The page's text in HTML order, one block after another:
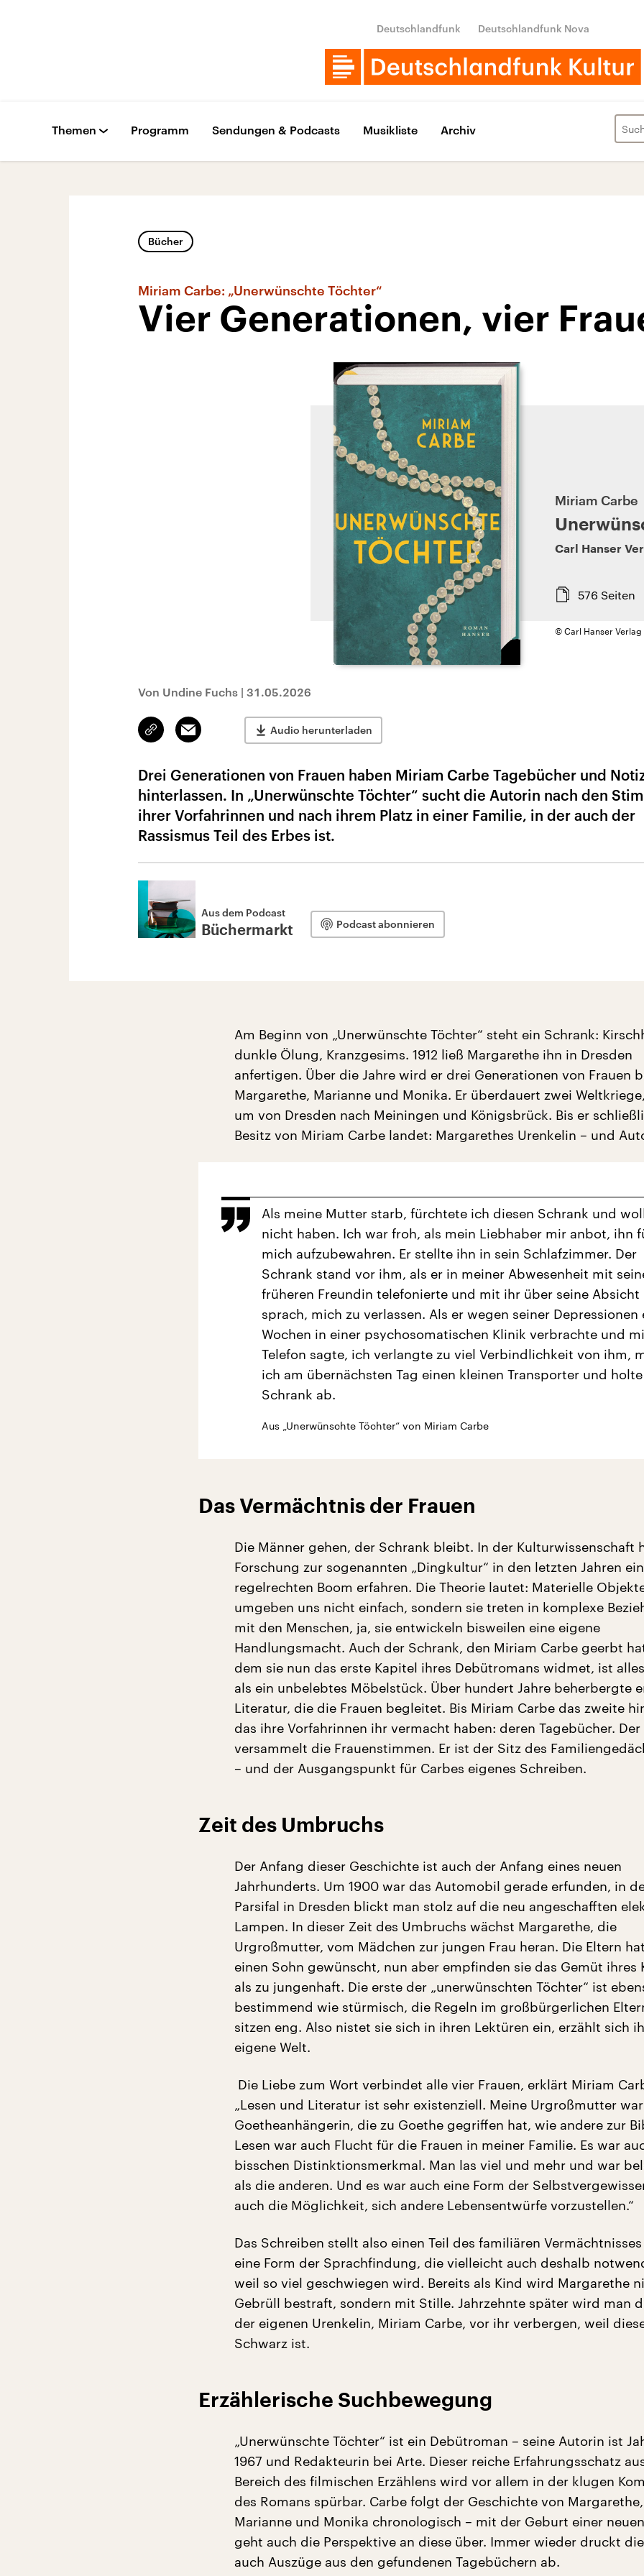
Deutschlandfunk Deutschlandfunk Nova
Themen Programm Sendungen & Podcasts Musikliste Archiv
Bücher
Miriam Carbe: „Unerwünschte Töchter“
Vier Generationen, vier
© Carl Hanser Verlag
Miriam Carbe
Carl Hanser
576 Seiten
Von Undine Fuchs | 31.05.2026
Link
kopieren/teilen
Email Audio herunterladen
Drei Generationen von Frauen haben Miriam Carbe Tagebücher und
hinterlassen. In „Unerwünschte Töchter“ sucht die Autorin nach den
ihrer Vorfahrinnen und nach ihrem Platz in einer Familie, in der auch der
Rassismus Teil des Erbes ist.
Aus dem Podcast
Büchermarkt Podcast abonnieren
Am Beginn von „Unerwünschte Töchter“ steht ein Schrank:
dunkle Ölung, Kranzgesims. 1912 ließ Margarethe ihn in Dresden
anfertigen. Über die Jahre wird er drei Generationen von Frauen
Margarethe, Marianne und Monika. Er überdauert zwei
um von Dresden nach Meiningen und Königsbrück. Bis er
Besitz von Miriam Carbe landet: Margarethes Urenkelin – und
Als meine Mutter starb, fürchtete ich diesen Schrank und
nicht haben. Ich war froh, als mein Liebhaber mir anbot, ihn
mich aufzubewahren. Er stellte ihn in sein Schlafzimmer. Der
Schrank stand vor ihm, als er in meiner Abwesenheit mit
früheren Freundin telefonierte und mit ihr über seine Absicht
sprach, mich zu verlassen. Als er wegen seiner Depressionen
Wochen in einer psychosomatischen Klinik verbrachte und
Telefon sagte, ich verlangte zu viel Verbindlichkeit von ihm,
ich am übernächsten Tag einen kleinen Transporter und
Schrank ab.
Aus „Unerwünschte Töchter“ von Miriam Carbe
Das Vermächtnis der Frauen
Die Männer gehen, der Schrank bleibt. In der Kulturwissenschaft
Forschung zur sogenannten „Dingkultur“ in den letzten Jahren
regelrechten Boom erfahren. Die Theorie lautet: Materielle
umgeben uns nicht einfach, sondern sie treten in komplexe
mit den Menschen, ja, sie entwickeln bisweilen eine eigene
Handlungsmacht. Auch der Schrank, den Miriam Carbe geerbt
dem sie nun das erste Kapitel ihres Debütromans widmet, ist
als ein unbelebtes Möbelstück. Über hundert Jahre beherbergte
Literatur, die die Frauen begleitet. Bis Miriam Carbe das zweite
das ihre Vorfahrinnen ihr vermacht haben: deren Tagebücher. Der
versammelt die Frauenstimmen. Er ist der Sitz des
– und der Ausgangspunkt für Carbes eigenes Schreiben.
Zeit des Umbruchs
Der Anfang dieser Geschichte ist auch der Anfang eines neuen
Jahrhunderts. Um 1900 war das Automobil gerade erfunden, in
Parsifal in Dresden blickt man stolz auf die neu angeschafften
Lampen. In dieser Zeit des Umbruchs wächst Margarethe, die
Urgroßmutter, vom Mädchen zur jungen Frau heran. Die Eltern
einen Sohn gewünscht, nun aber empfinden sie das Gemüt ihres
als zu jungenhaft. Die erste der „unerwünschten Töchter“ ist
bestimmend wie stürmisch, die Regeln im großbürgerlichen
sitzen eng. Also nistet sie sich in ihren Lektüren ein, erzählt sich
eigene Welt.
Die Liebe zum Wort verbindet alle vier Frauen, erklärt Miriam
„Lesen und Literatur ist sehr existenziell. Meine Urgroßmutter
Goetheanhängerin, die zu Goethe gegriffen hat, wie andere zur
Lesen war auch Flucht für die Frauen in meiner Familie. Es war
bisschen Distinktionsmerkmal. Man las viel und mehr und war
als die anderen. Und es war auch eine Form der
auch die Möglichkeit, sich andere Lebensentwürfe vorzustellen.“
Das Schreiben stellt also einen Teil des familiären
eine Form der Sprachfindung, die vielleicht auch deshalb
weil so viel geschwiegen wird. Bereits als Kind wird Margarethe
Gebrüll bestraft, sondern mit Stille. Jahrzehnte später wird man
der eigenen Urenkelin, Miriam Carbe, vor ihr verbergen, weil
Schwarz ist.
Erzählerische Suchbewegung
„Unerwünschte Töchter“ ist ein Debütroman – seine Autorin ist
1967 und Redakteurin bei Arte. Dieser reiche Erfahrungsschatz
Bereich des filmischen Erzählens wird vor allem in der klugen
des Romans spürbar. Carbe folgt der Geschichte von Margarethe,
Marianne und Monika chronologisch – mit der Geburt einer
geht auch die Perspektive an diese über. Immer wieder druckt
auch Auszüge aus den gefundenen Tagebüchern ab.